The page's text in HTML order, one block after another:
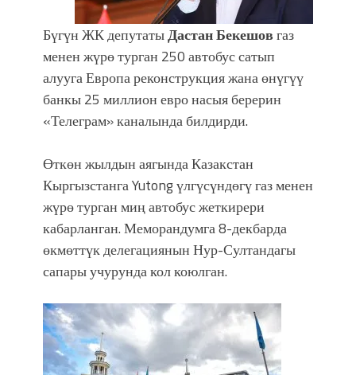
Бүгүн ЖК депутатыДастан Бекешовгаз
менен жүрө турган 250 автобус сатып
алууга Европа реконструкция жана өнүгүү
банкы 25 миллион евро насыя берерин
«Телеграм» каналында билдирди.
Өткөн жылдын аягында Казакстан
Кыргызстанга Yutong үлгүсүндөгү газ менен
жүрө турган миң автобус жеткирери
кабарланган. Меморандумга 8-декбарда
өкмөттүк делегациянын Нур-Султандагы
сапары учурунда кол коюлган.